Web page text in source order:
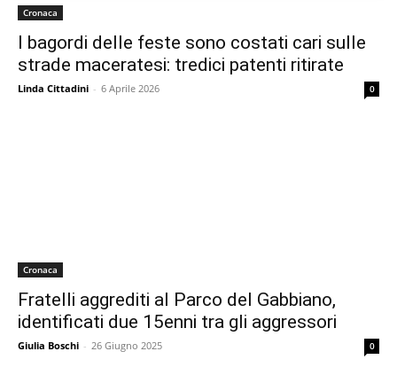
Cronaca
I bagordi delle feste sono costati cari sulle
strade maceratesi: tredici patenti ritirate
Linda Cittadini - 6 Aprile 2026 0
Cronaca
Fratelli aggrediti al Parco del Gabbiano,
identificati due 15enni tra gli aggressori
Giulia Boschi - 26 Giugno 2025 0